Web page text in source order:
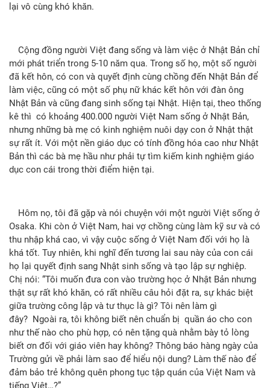
lại vô cùng khó khăn.
Cộng đồng người Việt đang sống và làm việc ở Nhật Bản chỉ
mới phát triển trong 5-10 năm qua. Trong số họ, một số người
đã kết hôn, có con và quyết định cùng chồng đến Nhật Bản để
làm việc, cũng có một số phụ nữ khác kết hôn với đàn ông
Nhật Bản và cũng đang sinh sống tại Nhật. Hiện tại, theo thống
kê thì có khoảng 400.000 người Việt Nam sống ở Nhật Bản,
nhưng những bà mẹ có kinh nghiệm nuôi dạy con ở Nhật thật
sự rất ít. Với một nền giáo dục có tính đồng hóa cao như Nhật
Bản thì các bà mẹ hầu như phải tự tìm kiếm kinh nghiệm giáo
dục con cái trong thời điểm hiện tại.
Hôm nọ, tôi đã gặp và nói chuyện với một người Việt sống ở
Osaka. Khi còn ở Việt Nam, hai vợ chồng cùng làm kỹ sư và có
thu nhập khá cao, vì vậy cuộc sống ở Việt Nam đối với họ là
khá tốt. Tuy nhiên, khi nghĩ đến tương lai sau này của con cái
họ lại quyết định sang Nhật sinh sống và tạo lập sự nghiệp.
Chị nói: “Tôi muốn đưa con vào trường học ở Nhật Bản nhưng
thật sự rất khó khăn, có rất nhiều câu hỏi đặt ra, sự khác biệt
giữa trường công lập và tư thục là gì? Tôi nên làm gì
đây? Ngoài ra, tôi không biết nên chuẩn bị quần áo cho con
như thế nào cho phù hợp, có nên tặng quà nhằm bày tỏ lòng
biết ơn đối với giáo viên hay không? Thông báo hàng ngày của
Trường gửi về phải làm sao để hiểu nội dung? Làm thế nào để
đảm bảo trẻ không quên phong tục tập quán của Việt Nam và
tiếng Việt…?”